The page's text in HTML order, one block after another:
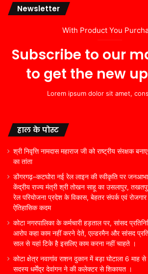
Newsletter
With Product You
Subscribe to our
to get the new
Lorem ipsum dolor sit amet,
हाल के पोस्ट
श्री निवृत्ति नामदास महाराज जी को राष्ट्रीय संरक्षक
का तांता
डोंगरगढ़–कटघोरा नई रेल लाइन की स्वीकृति पर
केंद्रीय राज्य मंत्री श्री तोखन साहू का उसलापुर,
रेल परियोजना प्रदेश के विकास, बेहतर संपर्क एवं
ऐतिहासिक कदम
कोटा नगरपालिका के कर्मचारी हड़ताल पर, सांसद
आरोप कहा काम नहीं करने देते, एल्डरमैन और सांसद
साल से यहां टिके है इसलिए काम करना नहीं चाहते ।
कोटा क्षेत्र नवागांव राशन दुकान में बड़ा घोटाला 6 माह
सदस्य धर्मेंद्र देवांगन ने की कलेक्टर से शिकायत ।